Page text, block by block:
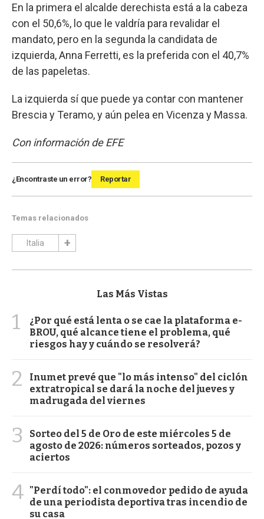
En la primera el alcalde derechista está a la cabeza
con el 50,6%, lo que le valdría para revalidar el
mandato, pero en la segunda la candidata de
izquierda, Anna Ferretti, es la preferida con el 40,7%
de las papeletas.
La izquierda sí que puede ya contar con mantener
Brescia y Teramo, y aún pelea en Vicenza y Massa.
Con información de EFE
¿Encontraste un error? Reportar
Temas relacionados
Italia
Las Más Vistas
1
¿Por qué está lenta o se cae la plataforma e-
BROU, qué alcance tiene el problema, qué
riesgos hay y cuándo se resolverá?
2
Inumet prevé que "lo más intenso" del ciclón
extratropical se dará la noche del jueves y
madrugada del viernes
3
Sorteo del 5 de Oro de este miércoles 5 de
agosto de 2026: números sorteados, pozos y
aciertos
4 "Perdí todo": el conmovedor pedido de ayuda
de una periodista deportiva tras incendio de
su casa